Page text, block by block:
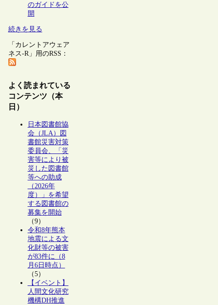
のガイドを公
開
続きを見る
「カレントアウェア
ネス-R」用のRSS：
よく読まれている
コンテンツ（本
日）
日本図書館協
会（JLA）図
書館災害対策
委員会、「災
害等により被
災した図書館
等への助成
（2026年
度）」を希望
する図書館の
募集を開始
（9）
令和8年熊本
地震による文
化財等の被害
が83件に（8
月6日時点）
（5）
【イベント】
人間文化研究
機構DH推進